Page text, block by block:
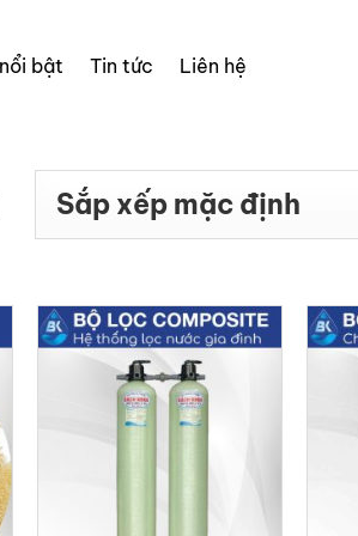
bật Tin tức Liên hệ